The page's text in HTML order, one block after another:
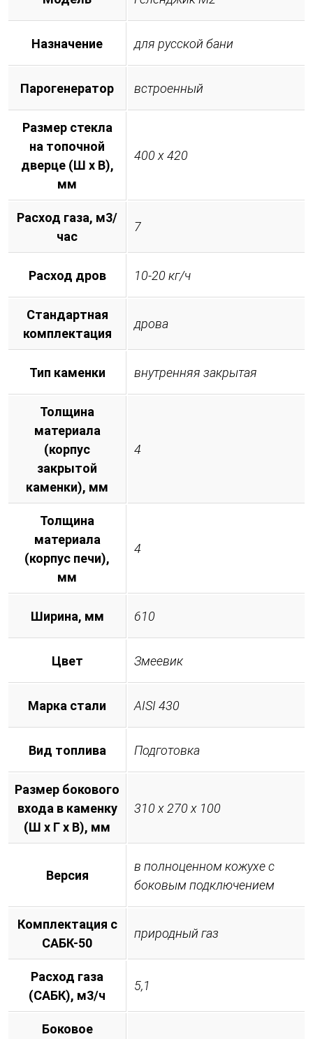
Назначение для русской бани
Парогенератор встроенный
Размер стекла
на топочной
дверце (Ш х В),
мм
400 х 420
Расход газа, м3/
час
7
Расход дров 10-20 кг/ч
Стандартная
комплектация
дрова
Тип каменки внутренняя закрытая
Толщина
материала
(корпус
закрытой
каменки), мм
4
Толщина
материала
(корпус печи),
мм
4
Ширина, мм 610
Цвет Змеевик
Марка стали AISI 430
Вид топлива Подготовка
Размер бокового
входа в каменку
(Ш х Г х В), мм
310 х 270 х 100
Версия
в полноценном кожухе с
боковым подключением
Комплектация с
САБК-50
природный газ
Расход газа
(САБК), м3/ч
5,1
Боковое